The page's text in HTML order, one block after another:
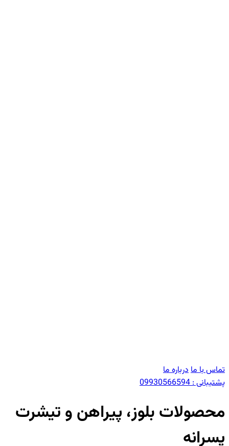
تماس با مادرباره ما
پشتیبانی :09930566594
محصولات بلوز، پیراهن و تیشرت
پسرانه